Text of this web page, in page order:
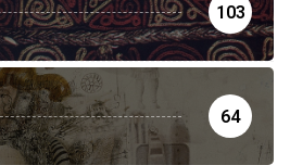
103
64